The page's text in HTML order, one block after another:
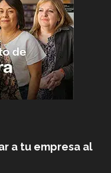
a tu empresa al